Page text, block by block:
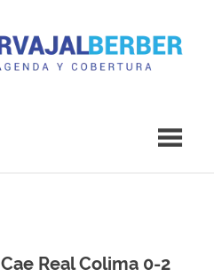
Cae Real Colima 0-2